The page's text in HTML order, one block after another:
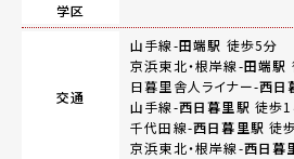
学区
交通
山手線-田端駅 徒歩5分
京浜東北・根岸線-田端駅
日暮里舎人ライナー-西日
山手線-西日暮里駅 徒歩
千代田線-西日暮里駅 徒
京浜東北・根岸線-西日暮